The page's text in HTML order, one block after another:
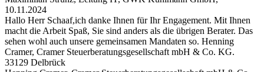
10.11.2024
Hallo Herr Schaaf,ich danke Ihnen für Ihr Engagement. Mit Ihnen
macht die Arbeit Spaß, Sie sind anders als die übrigen Berater. Das
sehen wohl auch unsere gemeinsamen Mandaten so. Henning
Cramer, Cramer Steuerberatungsgesellschaft mbH & Co. KG.
33129 Delbrück